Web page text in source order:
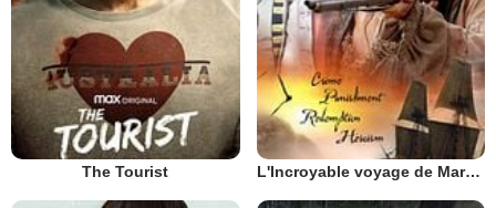
The Tourist L'Incroyable voyage de Mary Bryant